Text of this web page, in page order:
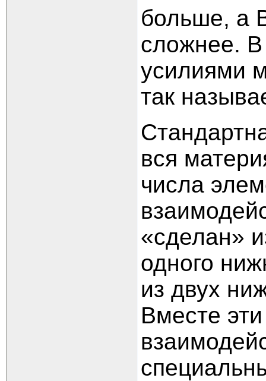
больше, а
сложнее.
усилиями
так
вся
числа
«сделан»
одного
из двух
Вместе